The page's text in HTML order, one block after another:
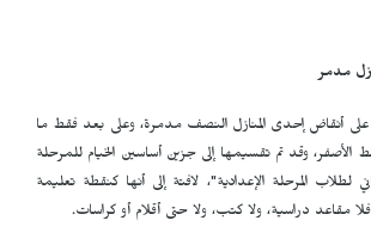
مدمر
على أنقاض إحدى المنازل النصف مدمرة، وعلى بعد فقط ما
من الخط الأصفر، وقد تم تقسيمها إلى جزين أساسين الخيام للمرحلة
لطلاب المرحلة الإعدادية"، لافتة إلى أنها كنقطة تعليمة
مقاعد دراسية، ولا كتب، ولا حتى أقلام أو كراسات.